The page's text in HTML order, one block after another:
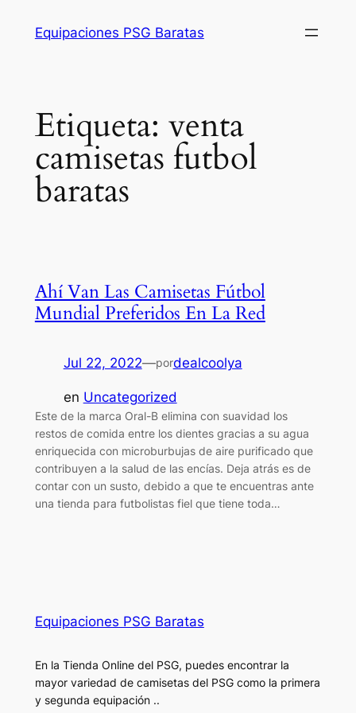
Equipaciones PSG Baratas
Etiqueta: venta
camisetas futbol
baratas
Ahí Van Las Camisetas Fútbol
Mundial Preferidos En La Red
Jul 22, 2022—pordealcoolya
en Uncategorized
Este de la marca Oral-B elimina con suavidad los
restos de comida entre los dientes gracias a su agua
enriquecida con microburbujas de aire purificado que
contribuyen a la salud de las encías. Deja atrás es de
contar con un susto, debido a que te encuentras ante
una tienda para futbolistas fiel que tiene toda…
Equipaciones PSG Baratas
En la Tienda Online del PSG, puedes encontrar la
mayor variedad de camisetas del PSG como la primera
y segunda equipación ..